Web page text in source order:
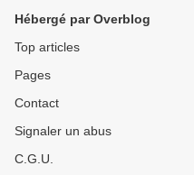
Hébergé par Overblog
Top articles
Pages
Contact
Signaler un abus
C.G.U.